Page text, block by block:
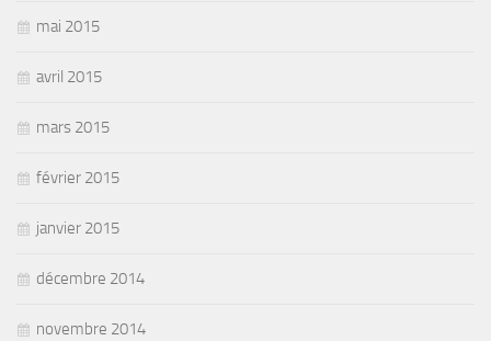
mai 2015
avril 2015
mars 2015
février 2015
janvier 2015
décembre 2014
novembre 2014